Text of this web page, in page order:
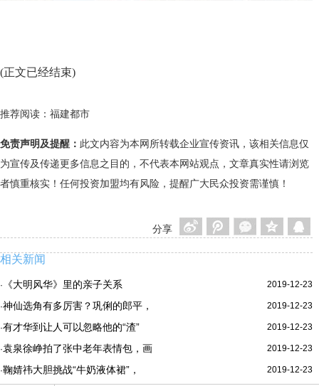
(正文已经结束)
推荐阅读： 福建都市
免责声明及提醒： 此文内容为本网所转载企业宣传资讯，该相关信息仅
为宣传及传递更多信息之目的，不代表本网站观点，文章真实性请浏览
者慎重核实！任何投资加盟均有风险，提醒广大民众投资需谨慎！
分享
相关新闻
2019-12-23
· 《大明风华》里的亲子关系
2019-12-23
·神仙选角有多厉害？巩俐的郎平，
2019-12-23
·有才华到让人可以忽略他的“渣”
2019-12-23
·袁泉徐峥拍了张中老年表情包，画
2019-12-23
·鞠婧祎大胆挑战“牛奶液体裙”，